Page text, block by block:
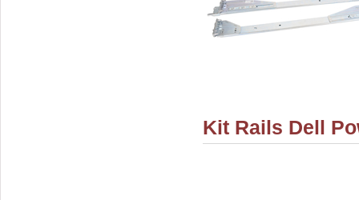
Kit Rails Dell